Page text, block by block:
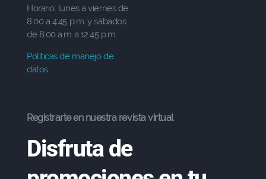
Horario: lunes a viernes de
8:00 a 4:45 p.m. y sábados
de 8:00 a.m a 12.45 p.m.
Políticas de manejo de
datos
Registrarte en nuestra revista virtual
Disfruta de